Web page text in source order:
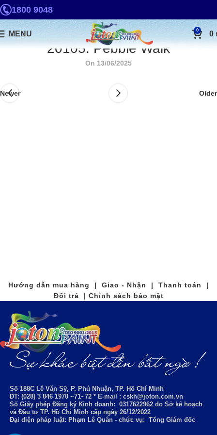
1800 9048
MENU 0 0
20105. Pebble Walk
On 13/06/2025
Newer Older
Hướng dẫn mua hàng | Giao - Nhận | Thanh toán |
Đổi trả | Chính sách bảo mật
Số 188C Lê Văn Sỹ, P. Phú Nhuận, TP. Hồ Chí Minh
ĐT: (028) 3 846 1970 ~71~72 * E-mail : cskh@joton.com.vn
Số Giấy phép Đăng ký Kinh doanh: 0317622962 do Sở kế hoạch
và Đầu tư TP. Hồ Chí Minh cấp ngày 26/12/2022
Đại diện pháp luật: Phạm Lê Quân - chức vụ: Tổng Giám đốc